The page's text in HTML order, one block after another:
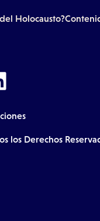
Holocausto?
los Derechos